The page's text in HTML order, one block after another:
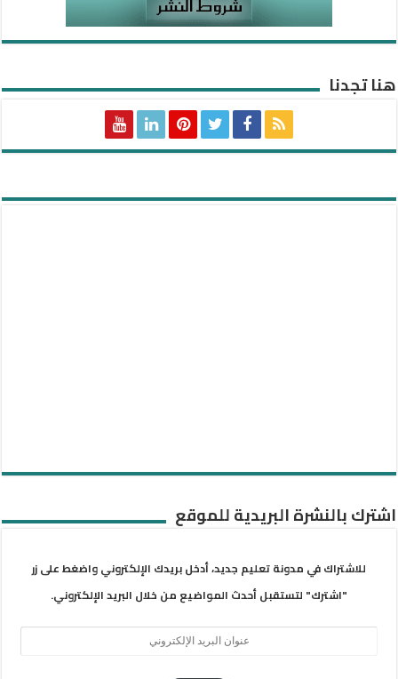
هنا تجدنا
اشترك بالنشرة البريدية للموقع
للاشتراك في مدونة تعليم جديد، أدخل بريدك الإلكتروني واضغط على زر
"اشترك" لتستقبل أحدث المواضيع من خلال البريد الإلكتروني.